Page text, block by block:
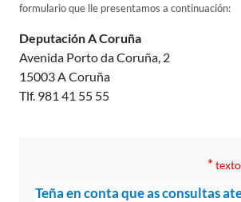
formulario que lle presentamos a continuación:
Deputación A Coruña
Avenida Porto da Coruña, 2
15003 A Coruña
Tlf. 981 41 55 55
*
Teña en conta que as consultas